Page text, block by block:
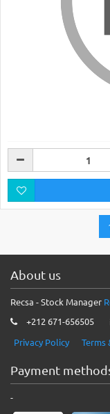
About us
Recsa - Stock Manager
+212 671-656505
Privacy Policy
Terms
Payment
-